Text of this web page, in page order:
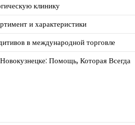
клинику
и характеристики
в международной торговле
Помощь, Которая Всегда